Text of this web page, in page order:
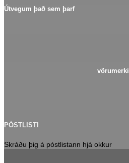
Útvegum það sem þarf
vörumerki
PÓSTLISTI
Skráðu þig á póstlistann hjá okkur